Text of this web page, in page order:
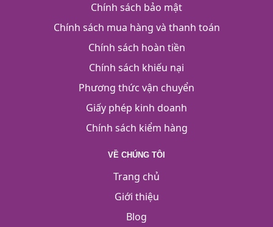
Chính sách bảo mật
Chính sách mua hàng và thanh toán
Chính sách hoàn tiền
Chính sách khiếu nại
Phương thức vận chuyển
Giấy phép kinh doanh
Chính sách kiểm hàng
VỀ CHÚNG TÔI
Trang chủ
Giới thiệu
Blog